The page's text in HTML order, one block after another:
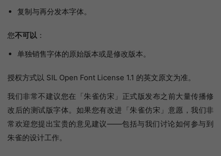
复制与再分发本字体。
您不可以 ：
单独销售字体的原始版本或是修改版本。
授权方式以 SIL Open Font License 1.1 的英文原文为准。
我们非常不建议您在「朱雀仿宋」正式版发布之前大量传播修
改后的测试版字体。如果您有改进「朱雀仿宋」意愿，我们非
常欢迎您提出宝贵的意见建议——包括与我们讨论如何参与到
朱雀的设计工作。